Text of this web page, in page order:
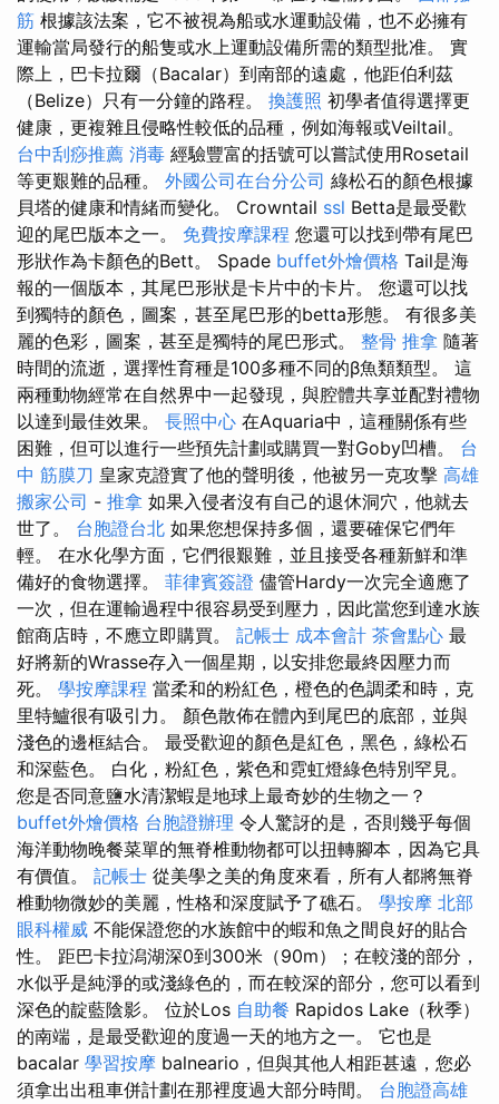
筋 根據該法案，它不被視為船或水運動設備，也不必擁有
運輸當局發行的船隻或水上運動設備所需的類型批准。 實
際上，巴卡拉爾（Bacalar）到南部的遠處，他距伯利茲
（Belize）只有一分鐘的路程。 換護照 初學者值得選擇更
健康，更複雜且侵略性較低的品種，例如海報或Veiltail。
台中刮痧推薦 消毒 經驗豐富的括號可以嘗試使用Rosetail
等更艱難的品種。 外國公司在台分公司 綠松石的顏色根據
貝塔的健康和情緒而變化。 Crowntail ssl Betta是最受歡
迎的尾巴版本之一。 免費按摩課程 您還可以找到帶有尾巴
形狀作為卡顏色的Bett。 Spade buffet外燴價格 Tail是海
報的一個版本，其尾巴形狀是卡片中的卡片。 您還可以找
到獨特的顏色，圖案，甚至尾巴形的betta形態。 有很多美
麗的色彩，圖案，甚至是獨特的尾巴形式。 整骨 推拿 隨著
時間的流逝，選擇性育種是100多種不同的β魚類類型。 這
兩種動物經常在自然界中一起發現，與腔體共享並配對禮物
以達到最佳效果。 長照中心 在Aquaria中，這種關係有些
困難，但可以進行一些預先計劃或購買一對Goby凹槽。 台
中 筋膜刀 皇家克證實了他的聲明後，他被另一克攻擊 高雄
搬家公司 - 推拿 如果入侵者沒有自己的退休洞穴，他就去
世了。 台胞證台北 如果您想保持多個，還要確保它們年
輕。 在水化學方面，它們很艱難，並且接受各種新鮮和準
備好的食物選擇。 菲律賓簽證 儘管Hardy一次完全適應了
一次，但在運輸過程中很容易受到壓力，因此當您到達水族
館商店時，不應立即購買。 記帳士 成本會計 茶會點心 最
好將新的Wrasse存入一個星期，以安排您最終因壓力而
死。 學按摩課程 當柔和的粉紅色，橙色的色調柔和時，克
里特鱸很有吸引力。 顏色散佈在體內到尾巴的底部，並與
淺色的邊框結合。 最受歡迎的顏色是紅色，黑色，綠松石
和深藍色。 白化，粉紅色，紫色和霓虹燈綠色特別罕見。
您是否同意鹽水清潔蝦是地球上最奇妙的生物之一？
buffet外燴價格 台胞證辦理 令人驚訝的是，否則幾乎每個
海洋動物晚餐菜單的無脊椎動物都可以扭轉腳本，因為它具
有價值。 記帳士 從美學之美的角度來看，所有人都將無脊
椎動物微妙的美麗，性格和深度賦予了礁石。 學按摩 北部
眼科權威 不能保證您的水族館中的蝦和魚之間良好的貼合
性。 距巴卡拉潟湖深0到300米（90m）；在較淺的部分，
水似乎是純淨的或淺綠色的，而在較深的部分，您可以看到
深色的靛藍陰影。 位於Los 自助餐 Rapidos Lake（秋季）
的南端，是最受歡迎的度過一天的地方之一。 它也是
bacalar 學習按摩 balneario，但與其他人相距甚遠，您必
須拿出出租車併計劃在那裡度過大部分時間。 台胞證高雄